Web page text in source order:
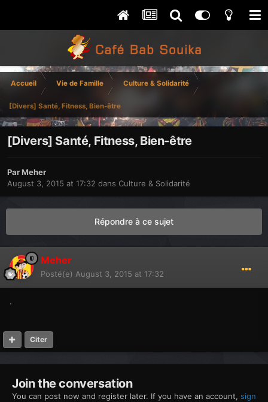
Accueil Vie de Famille Culture & Solidarité
[Divers] Santé, Fitness, Bien-être
[Divers] Santé, Fitness, Bien-être
ParMeher
August 3, 2015 at 17:32 dans Culture & Solidarité
Répondre à ce sujet
Meher
Posté(e) August 3, 2015 at 17:32
.
Citer
Join the conversation
You can post now and register later. If you have an account, sign